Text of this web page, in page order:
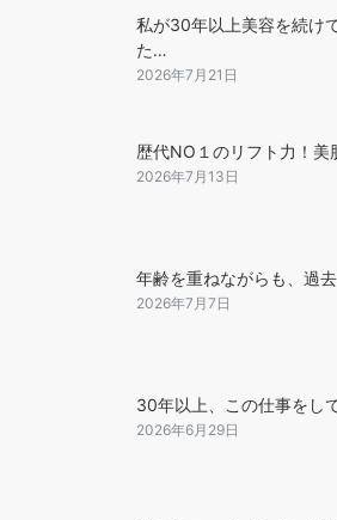
私が30年以上美容を続け
た…
2026年7月21日
歴代NO１のリフト力！美
2026年7月13日
年齢を重ねながらも、過
2026年7月7日
30年以上、この仕事をし
2026年6月29日